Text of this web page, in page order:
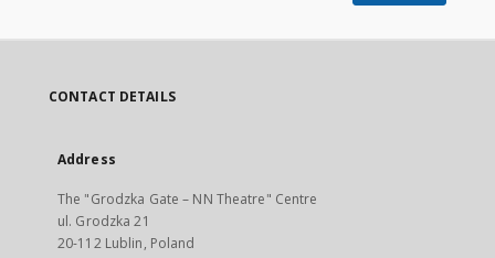
CONTACT DETAILS
Address
The "Grodzka Gate – NN Theatre" Centre
ul. Grodzka 21
20-112 Lublin, Poland